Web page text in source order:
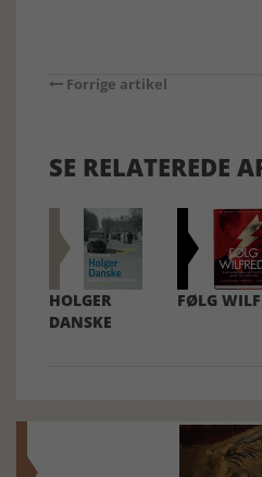
Forrige artikel
SE RELATEREDE
HOLGER
DANSKE
FØLG